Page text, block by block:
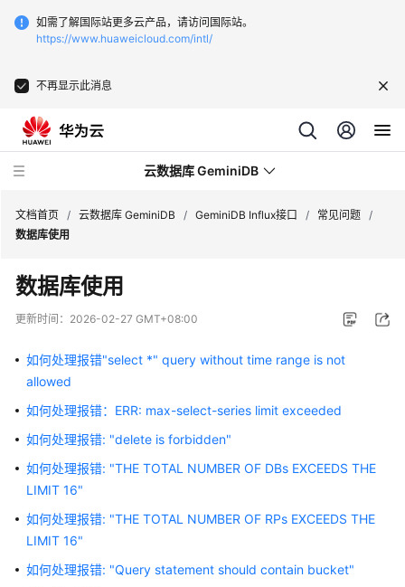
如需了解国际站更多云产品，请访问国际站。
https://www.huaweicloud.com/intl/
不再显示此消息
云数据库 GeminiDB
最
新
动
服
公
告
产
品
介
绍
GeminiDB
文档首页 / 云数据库 GeminiDB / GeminiDB Influx接口 / 常见问题 /
数据库使用
数据库使用
更新时间： 2026-02-27 GMT+08:00
如何处理报错"select *" query without time range is not
allowed
如何处理报错：ERR: max-select-series limit exceeded
如何处理报错: "delete is forbidden"
如何处理报错: "THE TOTAL NUMBER OF DBs EXCEEDS THE
LIMIT 16"
如何处理报错: "THE TOTAL NUMBER OF RPs EXCEEDS THE
LIMIT 16"
如何处理报错: "Query statement should contain bucket"